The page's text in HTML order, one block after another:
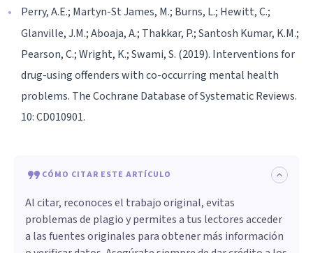
Perry, A.E.; Martyn-St James, M.; Burns, L.; Hewitt, C.;
Glanville, J.M.; Aboaja, A.; Thakkar, P.; Santosh Kumar, K.M.;
Pearson, C.; Wright, K.; Swami, S. (2019). Interventions for
drug-using offenders with co-occurring mental health
problems. The Cochrane Database of Systematic Reviews.
10: CD010901.
CÓMO CITAR ESTE ARTÍCULO
Al citar, reconoces el trabajo original, evitas
problemas de plagio y permites a tus lectores acceder
a las fuentes originales para obtener más información